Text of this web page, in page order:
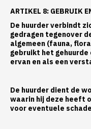
ARTIKEL 8: GEBRUIK
De huurder verbindt
gedragen tegenover
algemeen (fauna,
gebruikt het
ervan en als een
De huurder dient de
waarin hij deze heeft
voor eventuele